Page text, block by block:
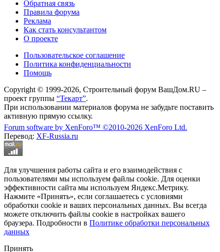
Обратная связь
Правила форума
Реклама
Как стать консультантом
О проекте
Пользовательское соглашение
Политика конфиденциальности
Помощь
Copyright © 1999-2026, Строительный форум ВашДом.RU –
проект группы “Текарт”.
При использовании материалов форума не забудьте поставить
активную прямую ссылку.
Forum software by XenForo™ ©2010-2026 XenForo Ltd.
Перевод: XF-Russia.ru
Для улучшения работы сайта и его взаимодействия с
пользователями мы используем файлы cookie. Для оценки
эффективности сайта мы используем Яндекс.Метрику.
Нажмите «Принять», если соглашаетесь с условиями
обработки cookie и ваших персональных данных. Вы всегда
можете отключить файлы cookie в настройках вашего
браузера. Подробности в Политике обработки персональных
данных
Принять